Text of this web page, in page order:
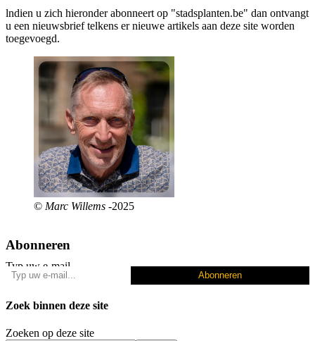
lndien u zich hieronder abonneert op "stadsplanten.be" dan ontvangt
u een nieuwsbrief telkens er nieuwe artikels aan deze site worden
toegevoegd.
© Marc Willems -2025
Abonneren
Typ uw e-mail...
Abonneren
Zoek binnen deze site
Zoeken op deze site